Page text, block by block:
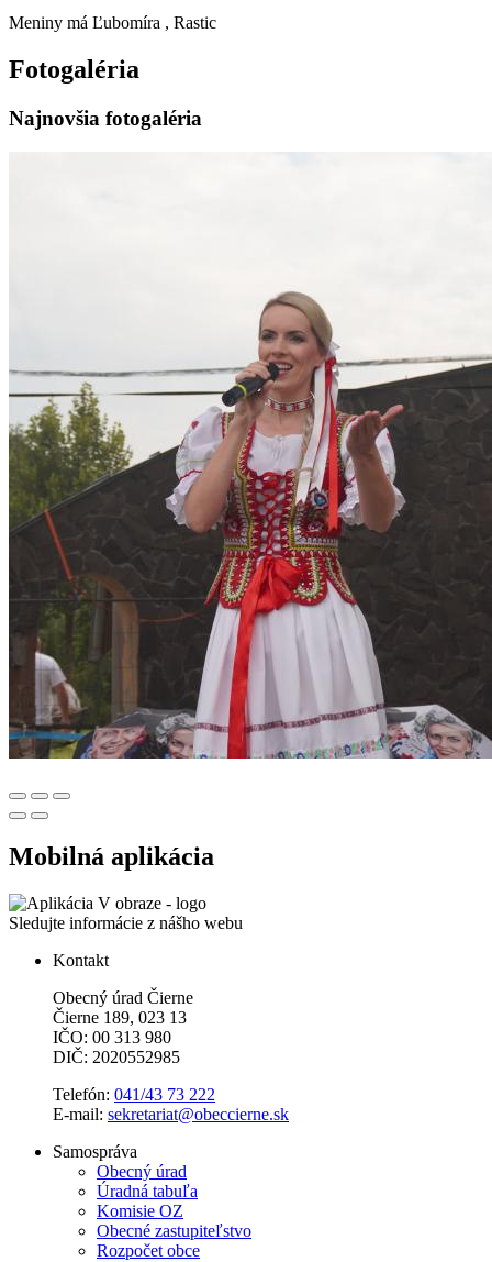
Meniny má Ľubomíra , Rastic
Fotogaléria
Najnovšia fotogaléria
Mobilná aplikácia
Sledujte informácie z nášho webu
Kontakt
Obecný úrad Čierne
Čierne 189, 023 13
IČO: 00 313 980
DIČ: 2020552985
Telefón: 041/43 73 222
E-mail: sekretariat@obeccierne.sk
Samospráva
Obecný úrad
Úradná tabuľa
Komisie OZ
Obecné zastupiteľstvo
Rozpočet obce